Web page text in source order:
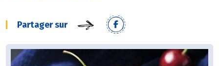
Partager sur